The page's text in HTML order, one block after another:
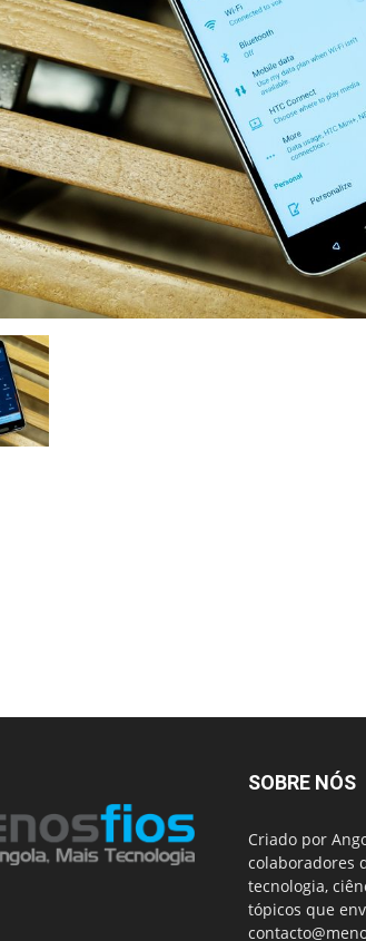
SOBRE NÓS
Criado por
colaboradores
tecnologia,
tópicos que